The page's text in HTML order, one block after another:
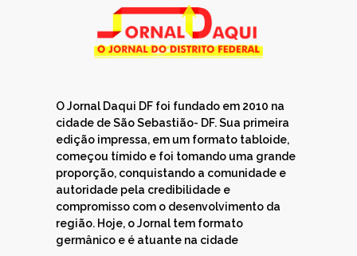
O Jornal Daqui DF foi fundado em 2010 na
cidade de São Sebastião- DF. Sua primeira
edição impressa, em um formato tabloide,
começou tímido e foi tomando uma grande
proporção, conquistando a comunidade e
autoridade pela credibilidade e
compromisso com o desenvolvimento da
região. Hoje, o Jornal tem formato
germânico e é atuante na cidade